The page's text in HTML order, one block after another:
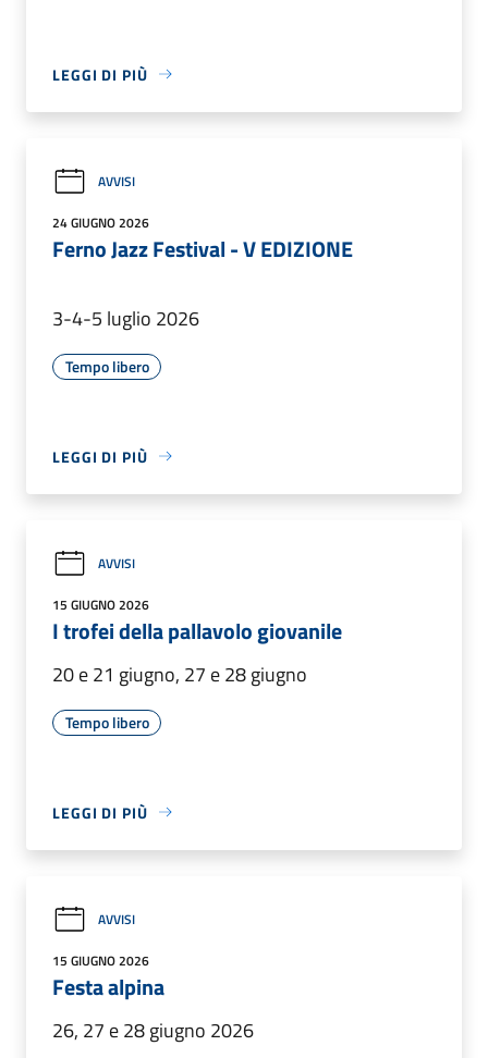
LEGGI DI PIÙ
AVVISI
24 GIUGNO 2026
Ferno Jazz Festival - V EDIZIONE
3-4-5 luglio 2026
Tempo libero
LEGGI DI PIÙ
AVVISI
15 GIUGNO 2026
I trofei della pallavolo giovanile
20 e 21 giugno, 27 e 28 giugno
Tempo libero
LEGGI DI PIÙ
AVVISI
15 GIUGNO 2026
Festa alpina
26, 27 e 28 giugno 2026